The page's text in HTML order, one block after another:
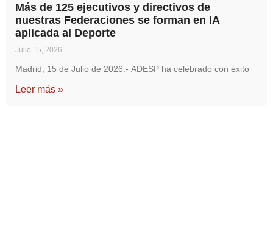
Más de 125 ejecutivos y directivos de
nuestras Federaciones se forman en IA
aplicada al Deporte
Julio 15, 2026
Madrid, 15 de Julio de 2026.- ADESP ha celebrado con éxito
Leer más »